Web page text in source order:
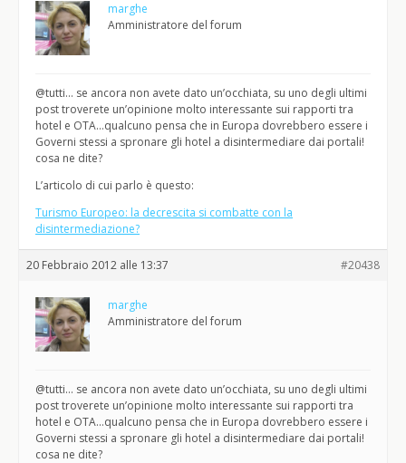
marghe
Amministratore del forum
@tutti… se ancora non avete dato un’occhiata, su uno degli ultimi
post troverete un’opinione molto interessante sui rapporti tra
hotel e OTA…qualcuno pensa che in Europa dovrebbero essere i
Governi stessi a spronare gli hotel a disintermediare dai portali!
cosa ne dite?
L’articolo di cui parlo è questo:
Turismo Europeo: la decrescita si combatte con la
disintermediazione?
20 Febbraio 2012 alle 13:37 #20438
marghe
Amministratore del forum
@tutti… se ancora non avete dato un’occhiata, su uno degli ultimi
post troverete un’opinione molto interessante sui rapporti tra
hotel e OTA…qualcuno pensa che in Europa dovrebbero essere i
Governi stessi a spronare gli hotel a disintermediare dai portali!
cosa ne dite?